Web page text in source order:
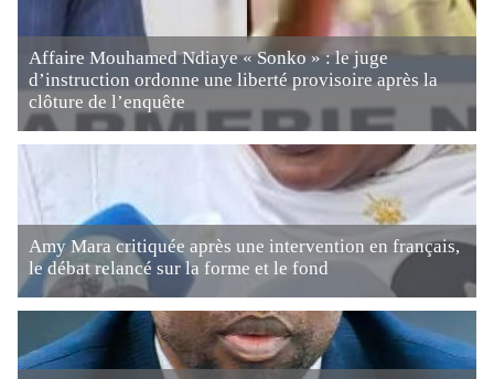
Affaire Mouhamed Ndiaye « Sonko » : le juge
d’instruction ordonne une liberté provisoire après la
clôture de l’enquête
Amy Mara critiquée après une intervention en français,
le débat relancé sur la forme et le fond